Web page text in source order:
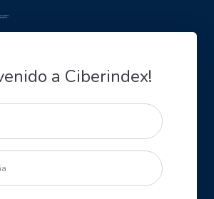
a Ciberindex!